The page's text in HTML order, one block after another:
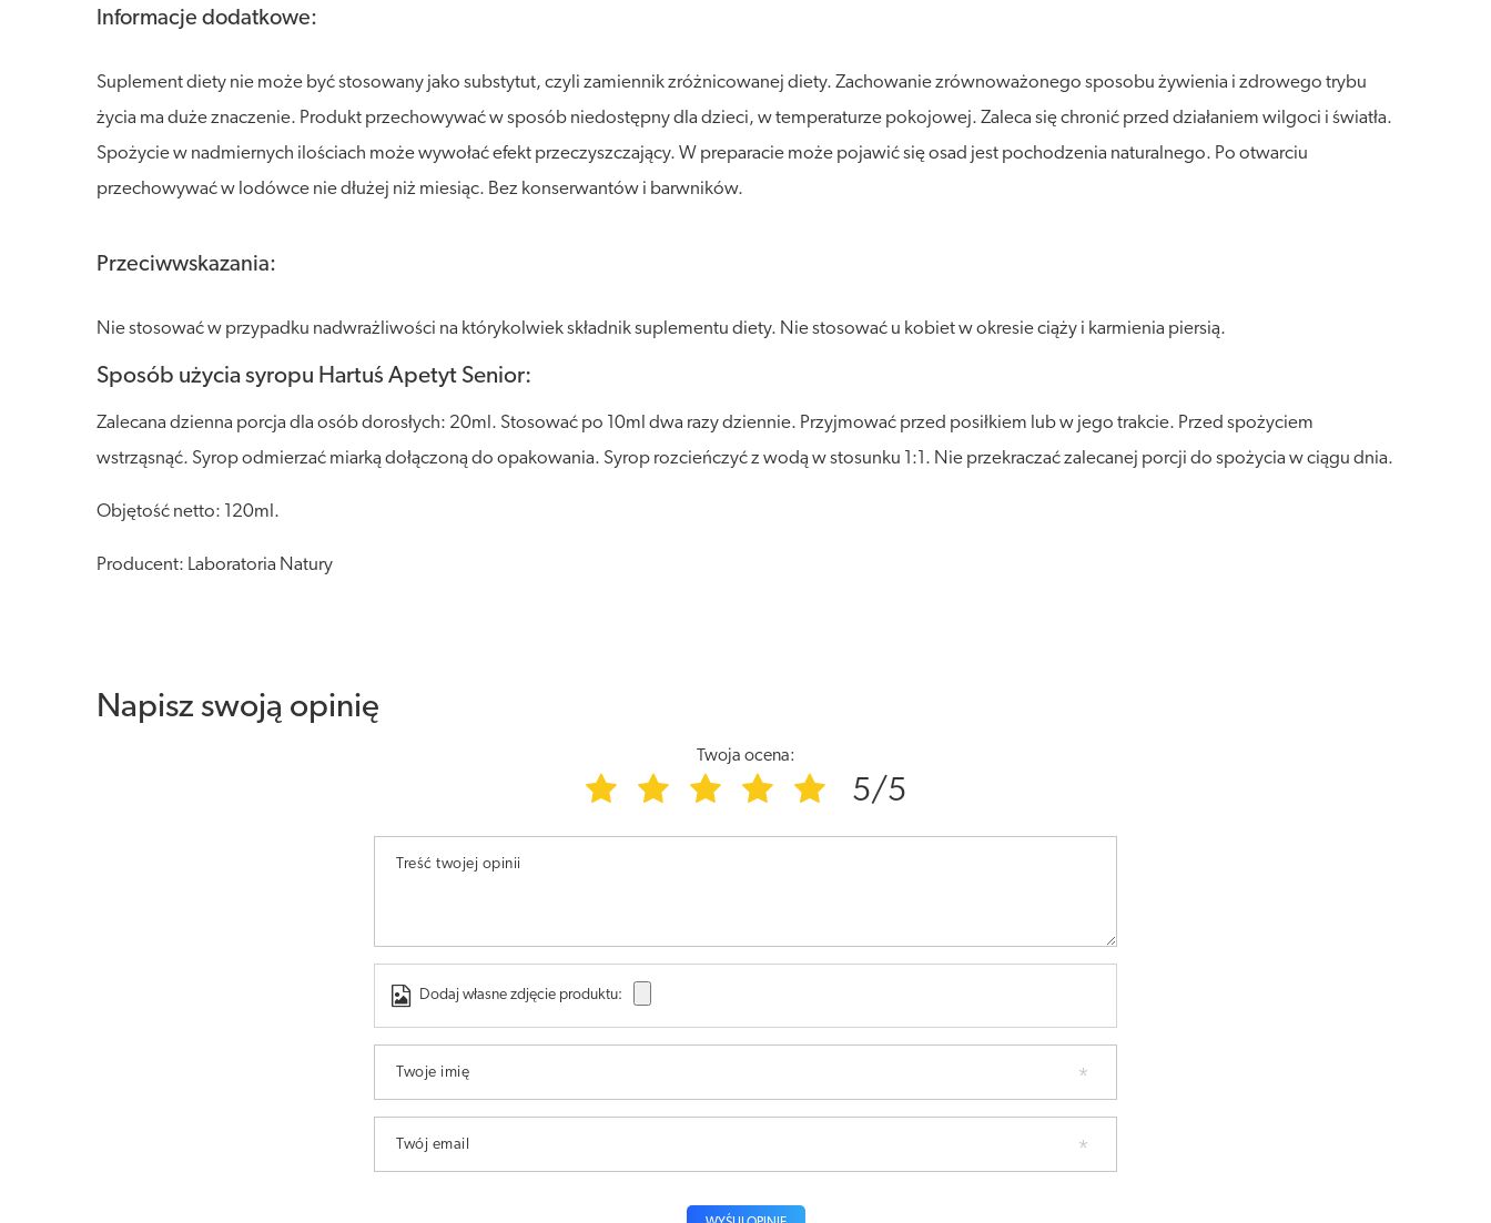
Informacje dodatkowe:
Suplement diety nie może być stosowany jako substytut, czyli zamiennik zróżnicowanej diety. Zachowanie zrównoważonego sposobu żywienia i zdrowego trybu
życia ma duże znaczenie. Produkt przechowywać w sposób niedostępny dla dzieci, w temperaturze pokojowej. Zaleca się chronić przed działaniem wilgoci i światła.
Spożycie w nadmiernych ilościach może wywołać efekt przeczyszczający. W preparacie może pojawić się osad jest pochodzenia naturalnego. Po otwarciu
przechowywać w lodówce nie dłużej niż miesiąc. Bez konserwantów i barwników.
Przeciwwskazania:
Nie stosować w przypadku nadwrażliwości na którykolwiek składnik suplementu diety. Nie stosować u kobiet w okresie ciąży i karmienia piersią.
Sposób użycia syropu Hartuś Apetyt Senior:
Zalecana dzienna porcja dla osób dorosłych: 20ml. Stosować po 10ml dwa razy dziennie. Przyjmować przed posiłkiem lub w jego trakcie. Przed spożyciem
wstrząsnąć. Syrop odmierzać miarką dołączoną do opakowania. Syrop rozcieńczyć z wodą w stosunku 1:1. Nie przekraczać zalecanej porcji do spożycia w ciągu dnia.
Objętość netto: 120ml.
Producent: Laboratoria Natury
Napisz swoją opinię
Twoja ocena:
5/5
Treść twojej opinii
Dodaj własne zdjęcie produktu:
Twoje imię
Twój email